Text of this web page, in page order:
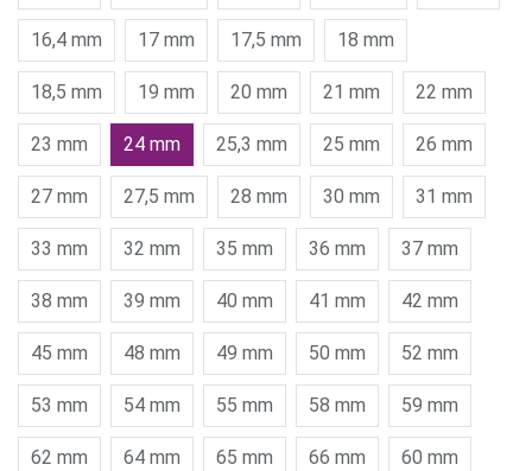
16,4 mm 17 mm 17,5 mm 18 mm
18,5 mm 19 mm 20 mm 21 mm 22 mm
23 mm 24 mm 25,3 mm 25 mm 26 mm
27 mm 27,5 mm 28 mm 30 mm 31 mm
33 mm 32 mm 35 mm 36 mm 37 mm
38 mm 39 mm 40 mm 41 mm 42 mm
45 mm 48 mm 49 mm 50 mm 52 mm
53 mm 54 mm 55 mm 58 mm 59 mm
62 mm 64 mm 65 mm 66 mm 60 mm